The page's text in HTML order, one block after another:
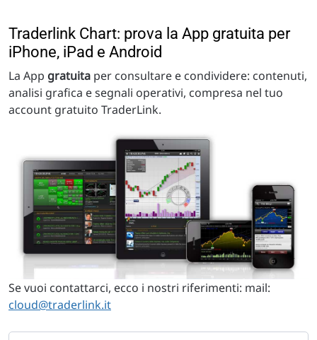
Traderlink Chart: prova la App gratuita per
iPhone, iPad e Android
La App gratuita per consultare e condividere: contenuti,
analisi grafica e segnali operativi, compresa nel tuo
account gratuito TraderLink.
Se vuoi contattarci, ecco i nostri riferimenti: mail:
cloud@traderlink.it